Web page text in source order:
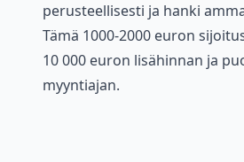
perusteellisesti ja hanki
Tämä 1000-2000 euron
10 000 euron lisähinnan ja
myyntiajan.